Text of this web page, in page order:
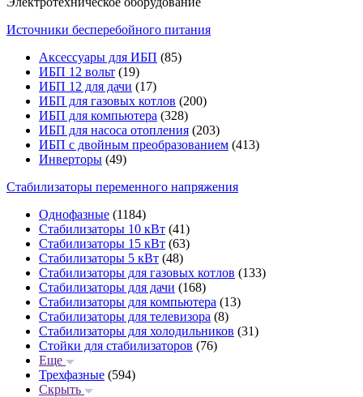
Источники бесперебойного питания
Аксессуары для ИБП (85)
ИБП 12 вольт (19)
ИБП 12 для дачи (17)
ИБП для газовых котлов (200)
ИБП для компьютера (328)
ИБП для насоса отопления (203)
ИБП с двойным преобразованием (413)
Инверторы (49)
Стабилизаторы переменного напряжения
Однофазные (1184)
Стабилизаторы 10 кВт (41)
Стабилизаторы 15 кВт (63)
Стабилизаторы 5 кВт (48)
Стабилизаторы для газовых котлов (133)
Стабилизаторы для дачи (168)
Стабилизаторы для компьютера (13)
Стабилизаторы для телевизора (8)
Стабилизаторы для холодильников (31)
Стойки для стабилизаторов (76)
Еще
Трехфазные (594)
Скрыть